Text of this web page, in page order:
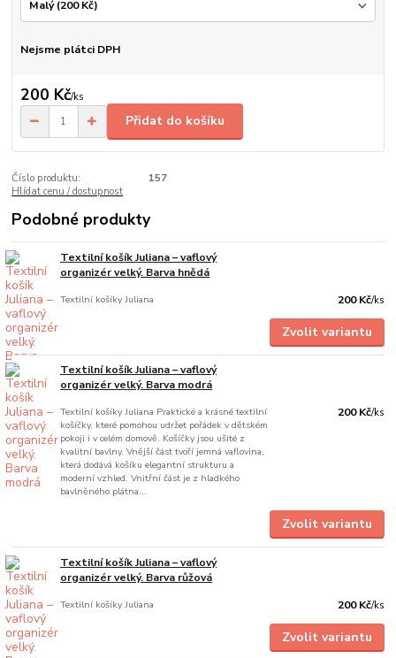
Nejsme plátci DPH
200 Kč/ks
Přidat do košíku
Číslo produktu:
157
Hlídat cenu / dostupnost
Podobné produkty
Textilní košík Juliana – vaflový
organizér velký. Barva hnědá
Textilní košíky Juliana 200 Kč/ks
Zvolit variantu
Textilní košík Juliana – vaflový
organizér velký. Barva modrá
Textilní košíky Juliana Praktické a krásné textilní
košíčky, které pomohou udržet pořádek v dětském
pokoji i v celém domově. Košíčky jsou ušité z
kvalitní bavlny. Vnější část tvoří jemná vaflovina,
která dodává košíku elegantní strukturu a
moderní vzhled. Vnitřní část je z hladkého
bavlněného plátna...
200 Kč/ks
Zvolit variantu
Textilní košík Juliana – vaflový
organizér velký. Barva růžová
Textilní košíky Juliana 200 Kč/ks
Zvolit variantu